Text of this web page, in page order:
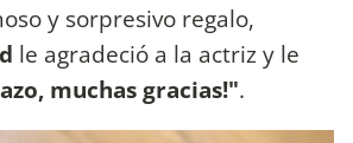
y sorpresivo regalo,
le agradeció a la actriz y le
muchas gracias!".